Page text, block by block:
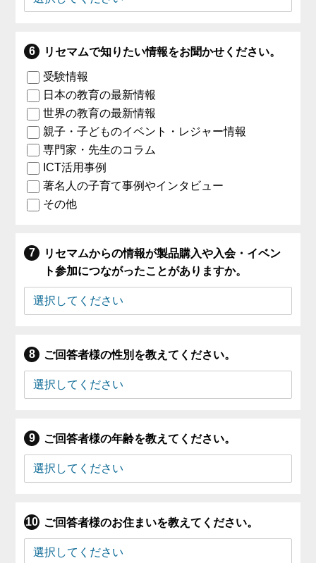
リセマムで知りたい情報をお聞かせください。
受験情報
日本の教育の最新情報
世界の教育の最新情報
親子・子どものイベント・レジャー情報
専門家・先生のコラム
ICT活用事例
著名人の子育て事例やインタビュー
その他
リセマムからの情報が製品購入や入会・イベン
ト参加につながったことがありますか。
ご回答者様の性別を教えてください。
ご回答者様の年齢を教えてください。
ご回答者様のお住まいを教えてください。